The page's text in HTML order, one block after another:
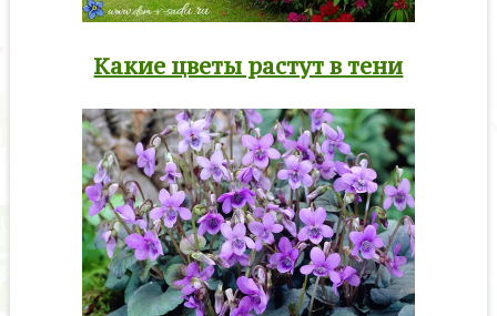
Какие цветы растут в тени